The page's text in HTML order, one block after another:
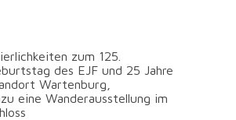
zum 125.
des EJF und 25 Jahre
Wartenburg,
eine Wanderausstellung im